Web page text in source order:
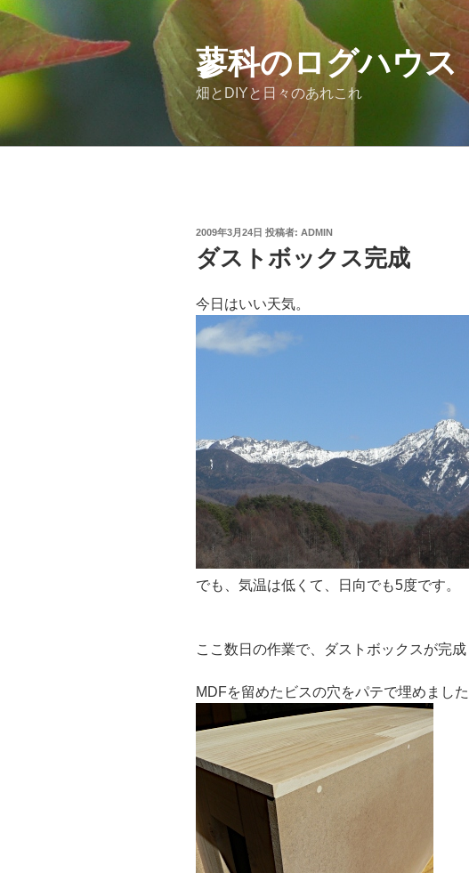
コ
テ
ン
ス
蓼科のログハウス
畑とDIYと日々のあれこれ
投
日:
2009年3月24日 投稿者: ADMIN
ダストボックス完成
今日はいい天気。
でも、気温は低くて、日向でも5度です。
ここ数日の作業で、ダストボックスが完成
MDFを留めたビスの穴をパテで埋めました